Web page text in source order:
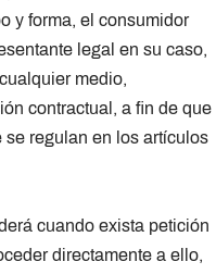
y forma, el consumidor
legal en su caso,
medio,
contractual, a fin de que
regulan en los artículos
cuando exista petición
directamente a ello,